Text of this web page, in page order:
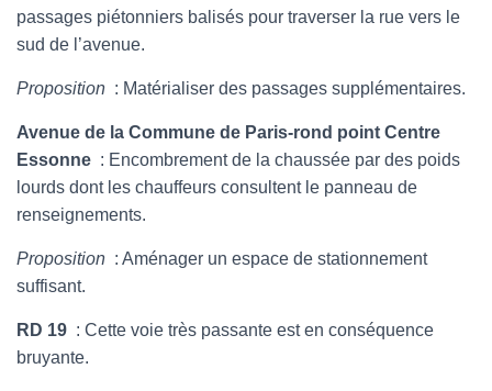
passages piétonniers balisés pour traverser la rue vers le
sud de l’avenue.
Proposition : Matérialiser des passages supplémentaires.
Avenue de la Commune de Paris-rond point Centre
Essonne : Encombrement de la chaussée par des poids
lourds dont les chauffeurs consultent le panneau de
renseignements.
Proposition : Aménager un espace de stationnement
suffisant.
RD 19 : Cette voie très passante est en conséquence
bruyante.